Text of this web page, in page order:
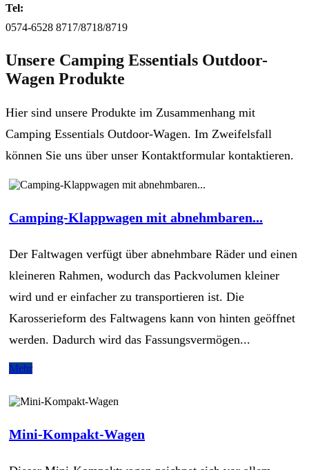
Tel:
0574-6528 8717/8718/8719
Unsere Camping Essentials Outdoor-
Wagen Produkte
Hier sind unsere Produkte im Zusammenhang mit
Camping Essentials Outdoor-Wagen. Im Zweifelsfall
können Sie uns über unser Kontaktformular kontaktieren.
Camping-Klappwagen mit abnehmbaren...
Der Faltwagen verfügt über abnehmbare Räder und einen
kleineren Rahmen, wodurch das Packvolumen kleiner
wird und er einfacher zu transportieren ist. Die
Karosserieform des Faltwagens kann von hinten geöffnet
werden. Dadurch wird das Fassungsvermögen...
Mehr
Mini-Kompakt-Wagen